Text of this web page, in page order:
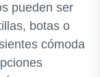
pueden ser
botas o
cómoda